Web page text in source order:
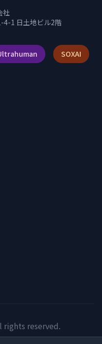
社
4-1 日土地ビル2階
SOXAI
rights reserved.